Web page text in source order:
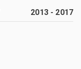
2013- 2017